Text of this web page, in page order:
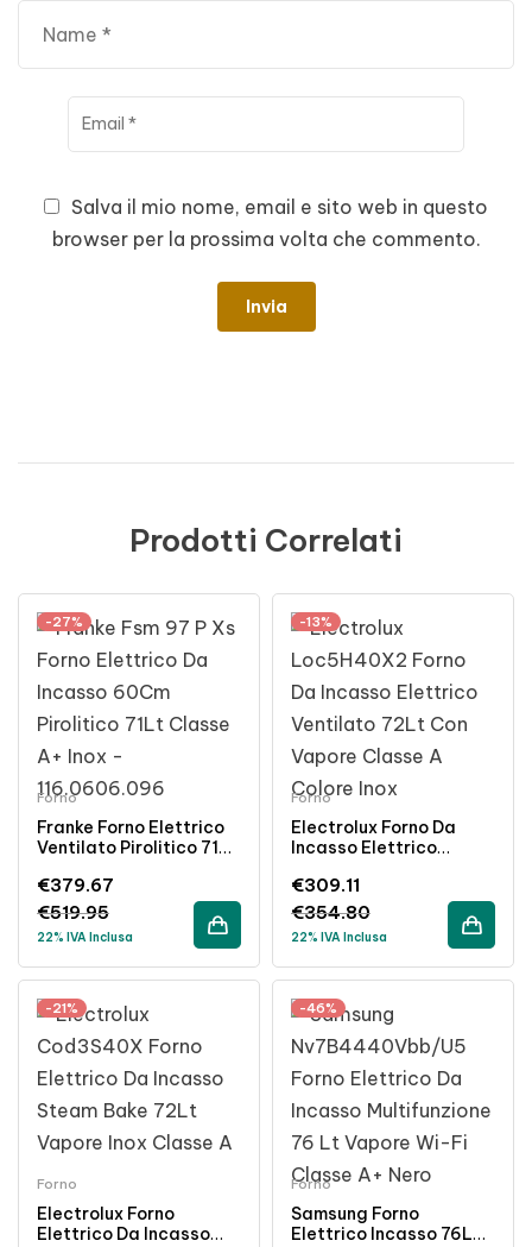
Salva il mio nome, email e sito web in questo
browser per la prossima volta che commento.
Prodotti Correlati
-27%
Forno
Franke Forno Elettrico
Ventilato Pirolitico 71Lt
60Cm
€519.95
€379.67
22% IVA Inclusa
-13%
Forno
Electrolux Forno Da
Incasso Elettrico
Vapore Inox Classe A
€354.80
€309.11
22% IVA Inclusa
-21%
Forno
Electrolux Forno
Elettrico Da Incasso
-46%
Forno
Samsung Forno
Elettrico Incasso 76L